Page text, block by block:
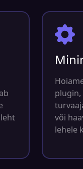
leht
või
lehele